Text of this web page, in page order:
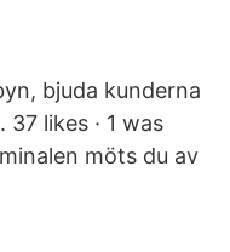
bjuda kunderna
likes · 1 was
möts du av